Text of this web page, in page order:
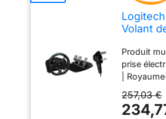
Volant
& PC
Produit
prise
|
00158
257,03 €